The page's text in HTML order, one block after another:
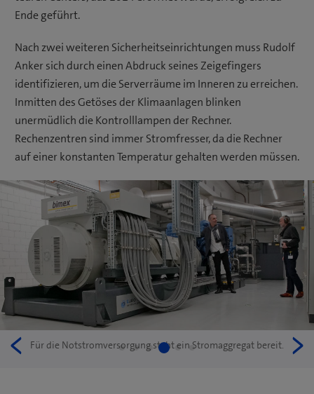
Ende geführt.
Nach zwei weiteren Sicherheitseinrichtungen muss Rudolf
Anker sich durch einen Abdruck seines Zeigefingers
identifizieren, um die Serverräume im Inneren zu erreichen.
Inmitten des Getöses der Klimaanlagen blinken
unermüdlich die Kontrolllampen der Rechner.
Rechenzentren sind immer Stromfresser, da die Rechner
auf einer konstanten Temperatur gehalten werden müssen.
Previous
Für die Notstromversorgung steht ein Stromaggregat bereit.
1 2 3 4 5 6